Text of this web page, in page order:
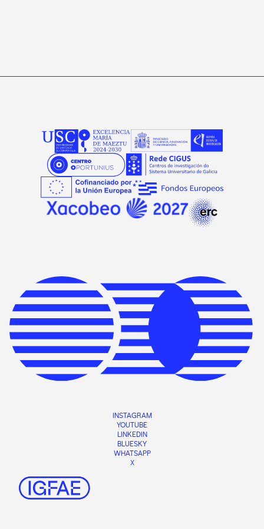
INSTAGRAM
YOUTUBE
LINKEDIN
BLUESKY
WHATSAPP
X